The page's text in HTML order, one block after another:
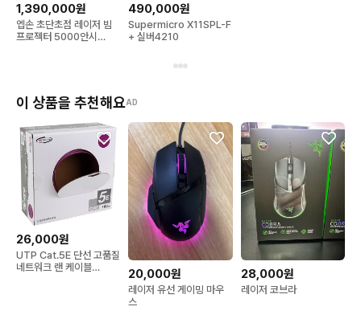
1,390,000원
엡손 초단초점 레이저 빔
프로젝터 5000안시
490,000원
Supermicro X11SPL-F
+ 실버4210
이 상품을 추천해요AD
26,000원
UTP Cat.5E 단선 고품질
네트워크 랜 케이블
20,000원
레이저 유선 게이밍 마우
스
28,000원
레이저 코브라